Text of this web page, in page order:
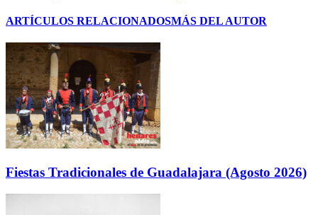
ARTÍCULOS RELACIONADOSMÁS DEL AUTOR
Fiestas Tradicionales de Guadalajara (Agosto 2026)